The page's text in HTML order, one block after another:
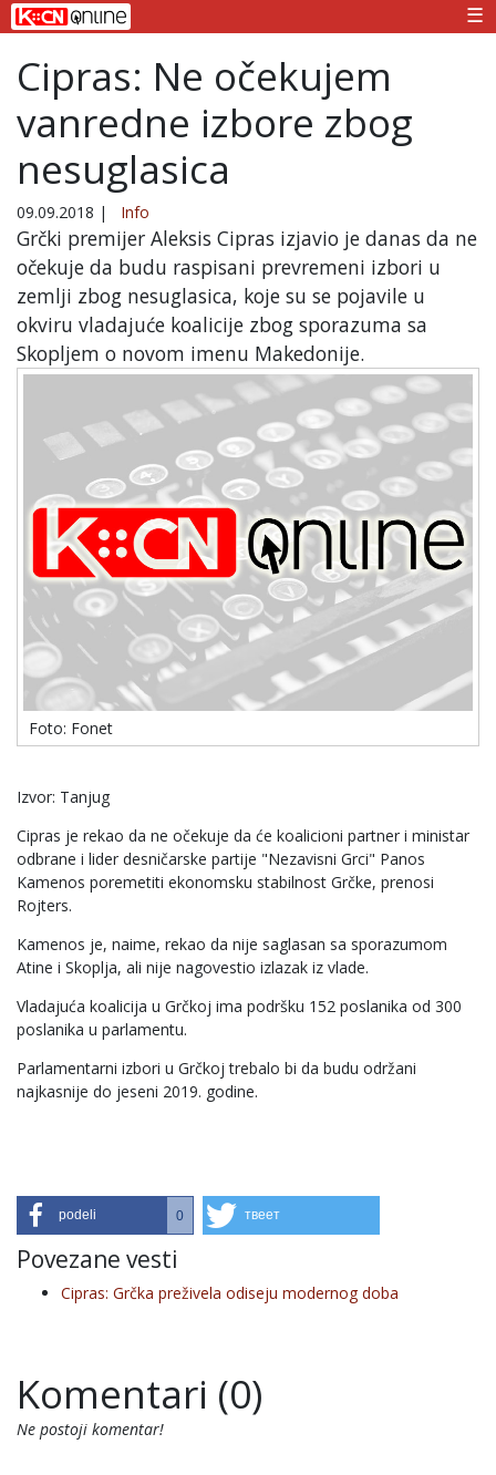
☰
Cipras: Ne očekujem
vanredne izbore zbog
nesuglasica
09.09.2018 | Info
Grčki premijer Aleksis Cipras izjavio je danas da ne
očekuje da budu raspisani prevremeni izbori u
zemlji zbog nesuglasica, koje su se pojavile u
okviru vladajuće koalicije zbog sporazuma sa
Skopljem o novom imenu Makedonije.
Foto: Fonet
Izvor: Tanjug
Cipras je rekao da ne očekuje da će koalicioni partner i ministar
odbrane i lider desničarske partije "Nezavisni Grci" Panos
Kamenos poremetiti ekonomsku stabilnost Grčke, prenosi
Rojters.
Kamenos je, naime, rekao da nije saglasan sa sporazumom
Atine i Skoplja, ali nije nagovestio izlazak iz vlade.
Vladajuća koalicija u Grčkoj ima podršku 152 poslanika od 300
poslanika u parlamentu.
Parlamentarni izbori u Grčkoj trebalo bi da budu održani
najkasnije do jeseni 2019. godine.
podeli 0 твеет
Povezane vesti
Cipras: Grčka preživela odiseju modernog doba
Komentari (0)
Ne postoji komentar!